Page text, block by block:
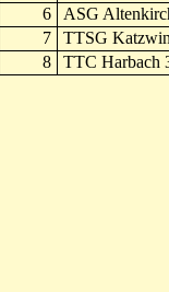
6
ASG
7
TTSG
8
TTC Harbach